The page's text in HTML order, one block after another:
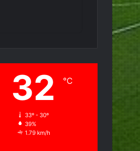
32 ℃
33º - 30º
39%
1.79 km/h